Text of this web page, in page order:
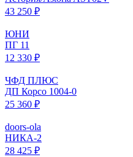
43 250 ₽
ЮНИ
ПГ 11
12 330 ₽
ЧФД ПЛЮС
ДП Корсо 1004-0
25 360 ₽
doors-ola
НИКА-2
28 425 ₽